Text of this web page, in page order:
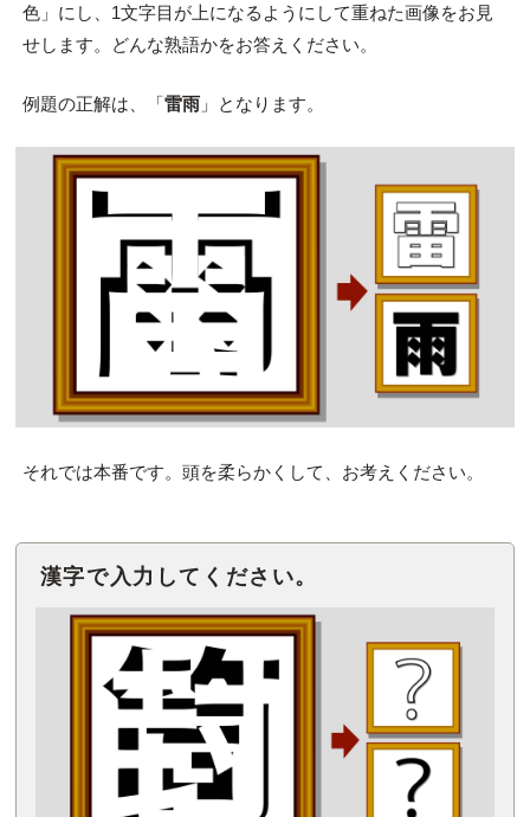
色」にし、1文字目が上になるようにして重ねた画像をお見
せします。どんな熟語かをお答えください。
例題の正解は、「雷雨」となります。
それでは本番です。頭を柔らかくして、お考えください。
漢字で入力してください。